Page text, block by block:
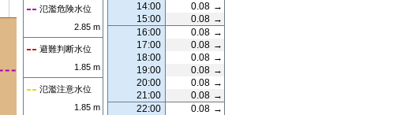
氾濫危険水位
2.85 m
避難判断水位
1.85 m
氾濫注意水位
1.85 m
14:00
0.08 →
15:00
0.08 →
16:00
0.08 →
17:00
0.08 →
18:00
0.08 →
19:00
0.08 →
20:00
0.08 →
21:00
0.08 →
22:00
0.08 →